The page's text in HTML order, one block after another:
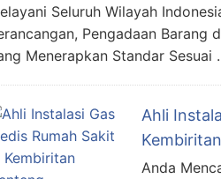
Seluruh Wilayah
Pengadaan Barang
Menerapkan Standar Sesuai
Ahli
Anda